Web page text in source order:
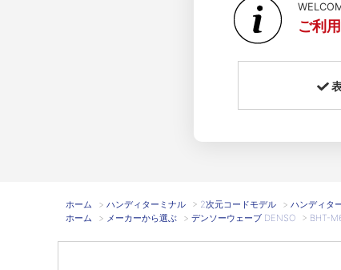
ご利
ホーム > ハンディターミナル > 2次元コードモデル > ハンディタ
ホーム
> メーカーから選ぶ > デンソーウェーブ DENSO > BHT-